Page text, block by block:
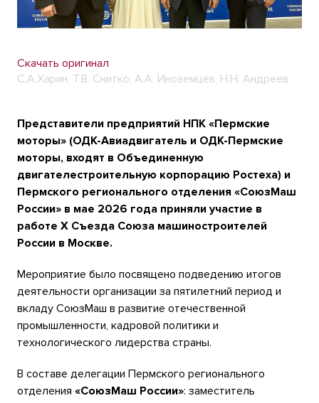
Скачать оригинал
С.А.Харин, Т.В. Снитко, А.А. Иноземцев, Н.Н. Андреев
Представители предприятий НПК «Пермские
моторы» (ОДК-Авиадвигатель и ОДК-Пермские
моторы, входят в Объединенную
двигателестроительную корпорацию Ростеха) и
Пермского регионального отделения «СоюзМаш
России» в мае 2026 года приняли участие в
работе X Съезда Союза машиностроителей
России в Москве.
Мероприятие было посвящено подведению итогов
деятельности организации за пятилетний период и
вкладу СоюзМаш в развитие отечественной
промышленности, кадровой политики и
технологического лидерства страны.
В составе делегации Пермского регионального
отделения «СоюзМаш России»: заместитель